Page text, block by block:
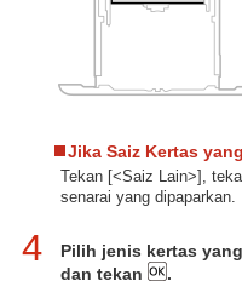
Jika Saiz Kertas
Tekan [<Saiz Lain>],
senarai yang dipaparkan.
4
Pilih jenis kertas
dan tekan
.